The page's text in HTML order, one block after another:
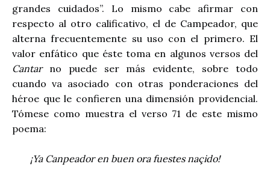
grandes cuidados”. Lo mismo cabe afirmar con
respecto al otro calificativo, el de Campeador, que
alterna frecuentemente su uso con el primero. El
valor enfático que éste toma en algunos versos del
Cantarno puede ser más evidente, sobre todo
cuando va asociado con otras ponderaciones del
héroe que le confieren una dimensión providencial.
Tómese como muestra el verso 71 de este mismo
poema:
¡Ya Canpeador en buen ora fuestes naçido!